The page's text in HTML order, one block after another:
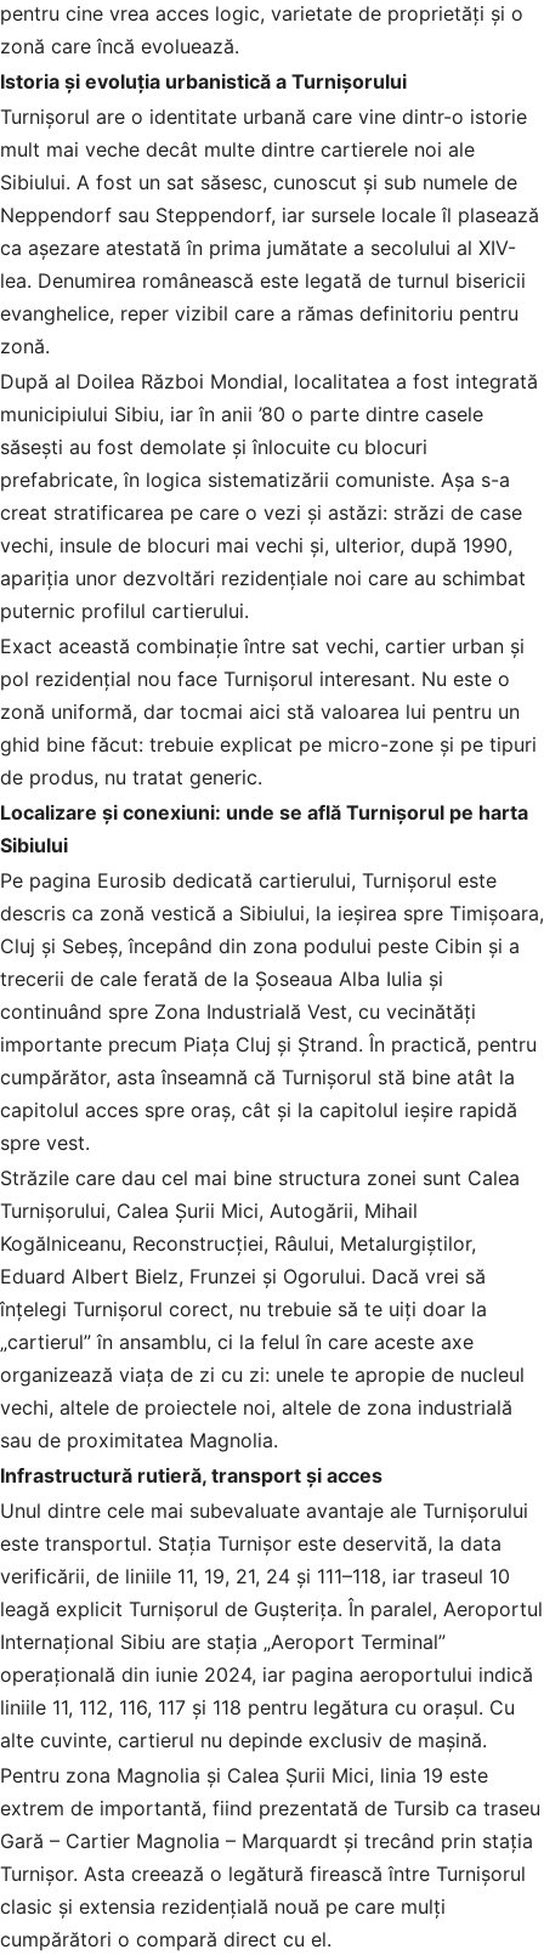
pentru cine vrea acces logic, varietate de proprietăți și o
zonă care încă evoluează.
Istoria și evoluția urbanistică a Turnișorului
Turnișorul are o identitate urbană care vine dintr-o istorie
mult mai veche decât multe dintre cartierele noi ale
Sibiului. A fost un sat săsesc, cunoscut și sub numele de
Neppendorf sau Steppendorf, iar sursele locale îl plasează
ca așezare atestată în prima jumătate a secolului al XIV-
lea. Denumirea românească este legată de turnul bisericii
evanghelice, reper vizibil care a rămas definitoriu pentru
zonă.
După al Doilea Război Mondial, localitatea a fost integrată
municipiului Sibiu, iar în anii ’80 o parte dintre casele
săsești au fost demolate și înlocuite cu blocuri
prefabricate, în logica sistematizării comuniste. Așa s-a
creat stratificarea pe care o vezi și astăzi: străzi de case
vechi, insule de blocuri mai vechi și, ulterior, după 1990,
apariția unor dezvoltări rezidențiale noi care au schimbat
puternic profilul cartierului.
Exact această combinație între sat vechi, cartier urban și
pol rezidențial nou face Turnișorul interesant. Nu este o
zonă uniformă, dar tocmai aici stă valoarea lui pentru un
ghid bine făcut: trebuie explicat pe micro-zone și pe tipuri
de produs, nu tratat generic.
Localizare și conexiuni: unde se află Turnișorul pe harta
Sibiului
Pe pagina Eurosib dedicată cartierului, Turnișorul este
descris ca zonă vestică a Sibiului, la ieșirea spre Timișoara,
Cluj și Sebeș, începând din zona podului peste Cibin și a
trecerii de cale ferată de la Șoseaua Alba Iulia și
continuând spre Zona Industrială Vest, cu vecinătăți
importante precum Piața Cluj și Ștrand. În practică, pentru
cumpărător, asta înseamnă că Turnișorul stă bine atât la
capitolul acces spre oraș, cât și la capitolul ieșire rapidă
spre vest.
Străzile care dau cel mai bine structura zonei sunt Calea
Turnișorului, Calea Șurii Mici, Autogării, Mihail
Kogălniceanu, Reconstrucției, Râului, Metalurgiștilor,
Eduard Albert Bielz, Frunzei și Ogorului. Dacă vrei să
înțelegi Turnișorul corect, nu trebuie să te uiți doar la
„cartierul” în ansamblu, ci la felul în care aceste axe
organizează viața de zi cu zi: unele te apropie de nucleul
vechi, altele de proiectele noi, altele de zona industrială
sau de proximitatea Magnolia.
Infrastructură rutieră, transport și acces
Unul dintre cele mai subevaluate avantaje ale Turnișorului
este transportul. Stația Turnișor este deservită, la data
verificării, de liniile 11, 19, 21, 24 și 111–118, iar traseul 10
leagă explicit Turnișorul de Gușterița. În paralel, Aeroportul
Internațional Sibiu are stația „Aeroport Terminal”
operațională din iunie 2024, iar pagina aeroportului indică
liniile 11, 112, 116, 117 și 118 pentru legătura cu orașul. Cu
alte cuvinte, cartierul nu depinde exclusiv de mașină.
Pentru zona Magnolia și Calea Șurii Mici, linia 19 este
extrem de importantă, fiind prezentată de Tursib ca traseu
Gară – Cartier Magnolia – Marquardt și trecând prin stația
Turnișor. Asta creează o legătură firească între Turnișorul
clasic și extensia rezidențială nouă pe care mulți
cumpărători o compară direct cu el.